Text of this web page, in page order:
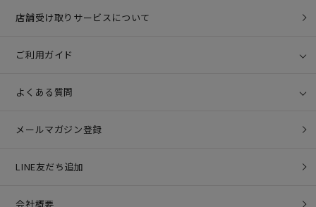
店舗受け取りサービスについて
ご利用ガイド
よくある質問
メールマガジン登録
LINE友だち追加
会社概要